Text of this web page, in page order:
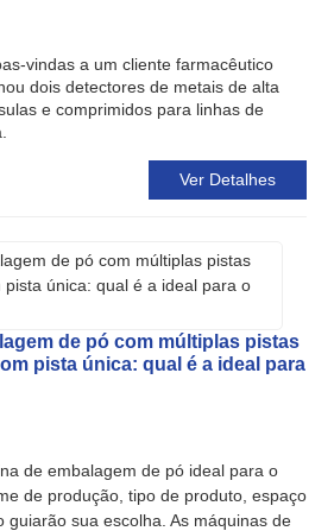
vindas a um cliente farmacêutico
dois detectores de metais de alta
e comprimidos para linhas de
Ver Detalhes
de pó com múltiplas pistas
pista única: qual é a ideal para
de embalagem de pó ideal para o
de produção, tipo de produto, espaço
guiarão sua escolha. As máquinas de